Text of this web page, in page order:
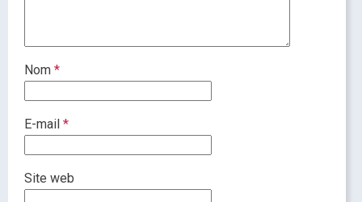
Nom *
E-mail *
Site web